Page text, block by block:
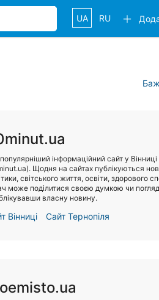
UA RU
інформаційний сайт у Вінниці
Щодня на сайтах публікуються
світського життя, освіти, здорового
може поділитися своєю думкою чи
власну новину.
Вінниці Сайт Тернопіля